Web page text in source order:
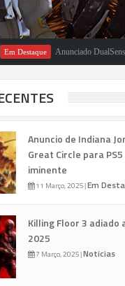
Anunciado DualSense The
Anuncio de Indiana
Great Circle para
iminente
11 Março, 2025|Em
Killing Floor 3 adiado
2025
7 Março, 2025|Noticias